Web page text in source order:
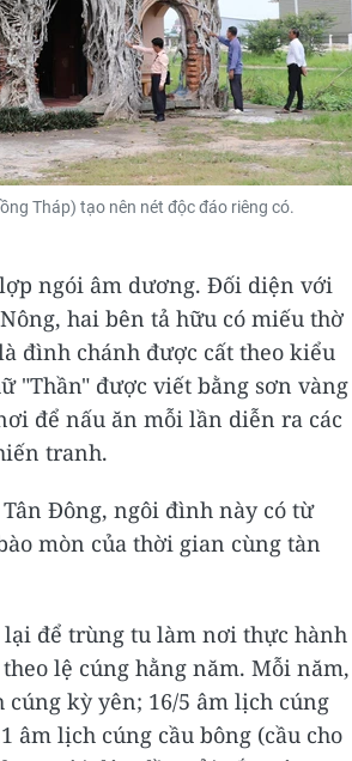
Tháp) tạo nên nét độc đáo riêng có.
ngói âm dương. Đối diện với
hai bên tả hữu có miếu thờ
đình chánh được cất theo kiểu
"Thần" được viết bằng sơn vàng
để nấu ăn mỗi lần diễn ra các
tranh.
Tân Đông, ngôi đình này có từ
mòn của thời gian cùng tàn
lại để trùng tu làm nơi thực hành
lệ cúng hằng năm. Mỗi năm,
kỳ yên; 16/5 âm lịch cúng
âm lịch cúng cầu bông (cầu cho